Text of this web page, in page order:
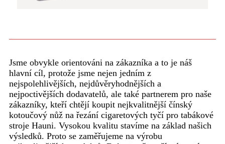
Jsme obvykle orientováni na zákazníka a to je náš
hlavní cíl, protože jsme nejen jedním z
nejspolehlivějších, nejdůvěryhodnějších a
nejpoctivějších dodavatelů, ale také partnerem pro naše
zákazníky, kteří chtějí koupit nejkvalitnější čínský
kotoučový nůž na řezání cigaretových tyčí pro tabákové
stroje Hauni. Vysokou kvalitu stavíme na základ našich
výsledků. Proto se zaměřujeme na výrobu